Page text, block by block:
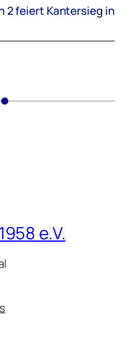
2 feiert Kantersieg in
e.V.